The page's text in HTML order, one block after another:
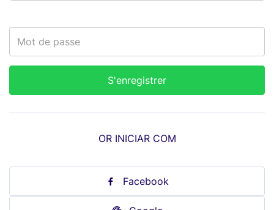
OR INICIAR COM
Facebook